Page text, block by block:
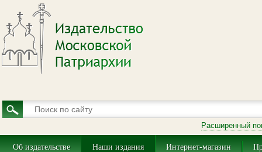
Расширенный
Об издательстве Наши издания Интернет-магазин